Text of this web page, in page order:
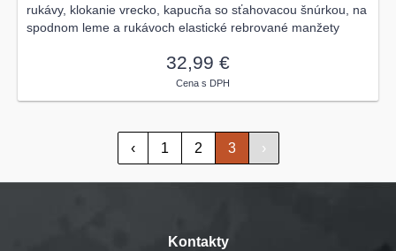
rukávy, klokanie vrecko, kapucňa so sťahovacou šnúrkou, na
spodnom leme a rukávoch elastické rebrované manžety
32,99 €
Cena s DPH
‹ 1 2 3 ›
Kontakty